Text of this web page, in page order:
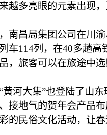
越多亮眼的元素出现
昌局集团公司在川渝
车114列，在40多趟高
，旅客可以在旅途中选
河大集”也登陆了山东
接地气的贺年会产品
的民俗文化活动，让